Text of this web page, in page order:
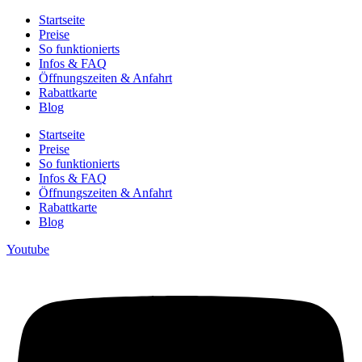
Startseite
Preise
So funktionierts
Infos & FAQ
Öffnungszeiten & Anfahrt
Rabattkarte
Blog
Startseite
Preise
So funktionierts
Infos & FAQ
Öffnungszeiten & Anfahrt
Rabattkarte
Blog
Youtube